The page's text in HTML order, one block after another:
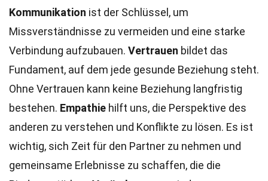
Kommunikation ist der Schlüssel, um
Missverständnisse zu vermeiden und eine starke
Verbindung aufzubauen. Vertrauen bildet das
Fundament, auf dem jede gesunde Beziehung steht.
Ohne Vertrauen kann keine Beziehung langfristig
bestehen. Empathie hilft uns, die Perspektive des
anderen zu verstehen und Konflikte zu lösen. Es ist
wichtig, sich Zeit für den Partner zu nehmen und
gemeinsame Erlebnisse zu schaffen, die die